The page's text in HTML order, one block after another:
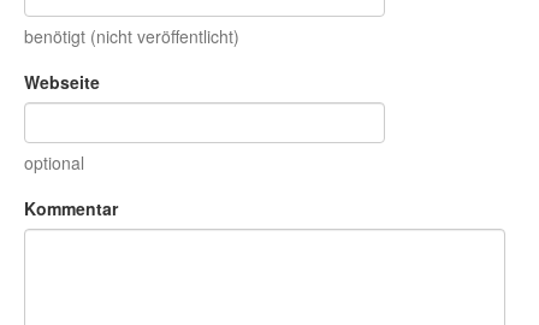
benötigt (nicht veröffentlicht)
Webseite
optional
Kommentar